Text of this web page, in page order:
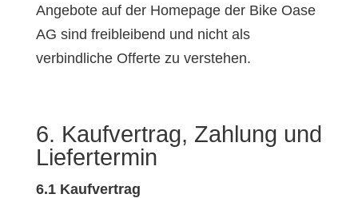
Angebote auf der Homepage der Bike Oase
AG sind freibleibend und nicht als
verbindliche Offerte zu verstehen.
6. Kaufvertrag, Zahlung und
Liefertermin
6.1 Kaufvertrag